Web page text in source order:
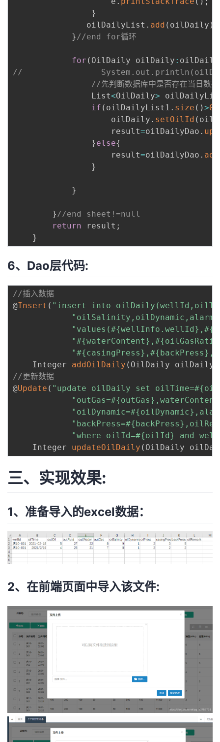
}
               oilDailyList
. add ( oilDaily )
} //end for循环
for ( OilDaily oilDaily :
//
//先判断数据库中是否存在当日数
                List
<OilDaily>
if ( oilDailyList1 . size ( )>0
                    oilDaily
. setOilId (
                    result
=oilDailyDao .
}else{
                    result
=oilDailyDao .
}
}
} //end sheet!=null
return result ;
}
6、Dao层代码:
//插入数据
@Insert ( "insert into
    Integer
addOilDaily ( OilDaily oilDaily
//更新数据
@Update ( "update oilDaily set
"where oilId=#{oilId} and
    Integer
updateOilDaily ( OilDaily
三、实现效果:
1、准备导入的excel数据：
2、在前端页面中导入该文件: